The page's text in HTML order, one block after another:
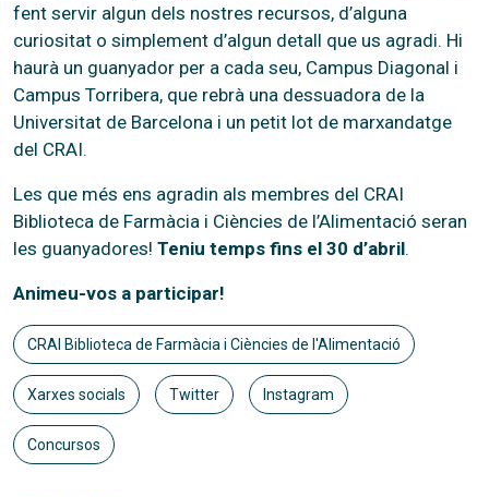
fent servir algun dels nostres recursos, d’alguna
curiositat o simplement d’algun detall que us agradi. Hi
haurà un guanyador per a cada seu, Campus Diagonal i
Campus Torribera, que rebrà una dessuadora de la
Universitat de Barcelona i un petit lot de marxandatge
del CRAI.
Les que més ens agradin als membres del CRAI
Biblioteca de Farmàcia i Ciències de l’Alimentació seran
les guanyadores! Teniu temps fins el 30 d’abril.
Animeu-vos a participar!
CRAI Biblioteca de Farmàcia i Ciències de l'Alimentació
Xarxes socials Twitter Instagram
Concursos